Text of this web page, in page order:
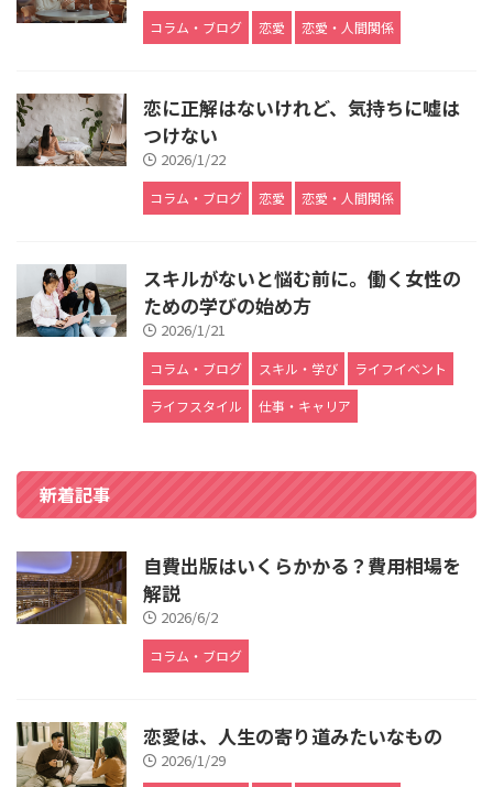
コラム・ブログ 恋愛 恋愛・人間関係
恋に正解はないけれど、気持ちに嘘は
つけない
2026/1/22
コラム・ブログ 恋愛 恋愛・人間関係
スキルがないと悩む前に。働く女性の
ための学びの始め方
2026/1/21
コラム・ブログ スキル・学び
ライフイベント
ライフスタイル
仕事・キャリア
新着記事
自費出版はいくらかかる？費用相場を
解説
2026/6/2
コラム・ブログ
恋愛は、人生の寄り道みたいなもの
2026/1/29